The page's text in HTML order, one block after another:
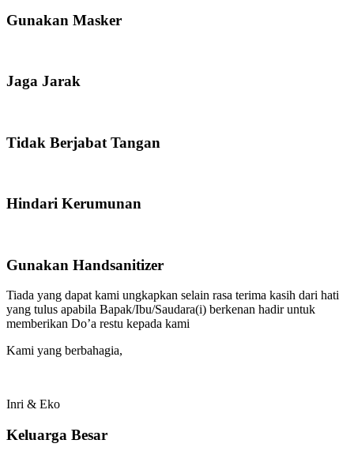
Gunakan Masker
Jaga Jarak
Tidak Berjabat Tangan
Hindari Kerumunan
Gunakan Handsanitizer
Tiada yang dapat kami ungkapkan selain rasa terima kasih dari hati
yang tulus apabila Bapak/Ibu/Saudara(i) berkenan hadir untuk
memberikan Do’a restu kepada kami
Kami yang berbahagia,
Inri & Eko
Keluarga Besar